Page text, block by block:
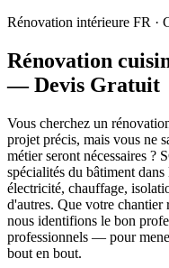
Rénovation intérieure FR ·
Rénovation
— Devis Gratuit
Vous cherchez un
projet précis, mais vous ne
métier seront nécessaires ?
spécialités du bâtiment
électricité, chauffage,
d'autres. Que votre chantier
nous identifions le bon
professionnels — pour
bout en bout.